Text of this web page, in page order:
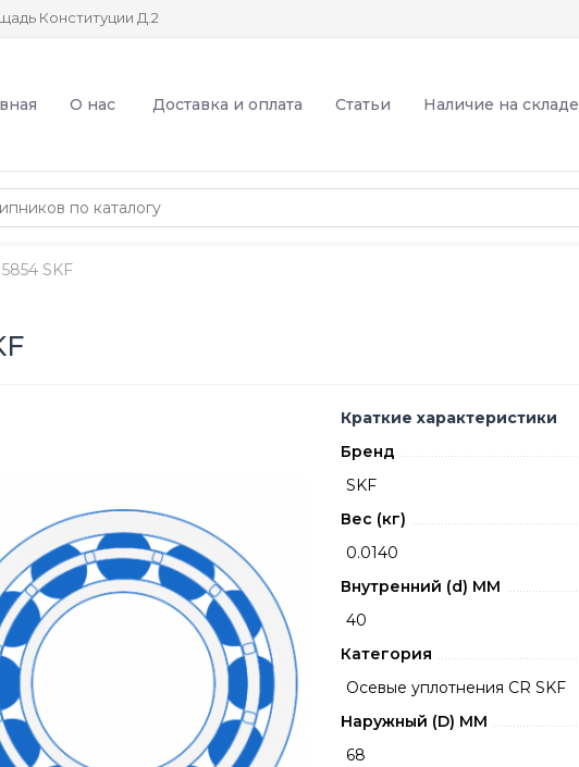
Конституции Д.2
О нас Доставка и оплата Статьи Наличие на складе
SKF
Краткие характеристики
Бренд
SKF
Вес (кг)
0.0140
Внутренний (d) ММ
40
Категория
Осевые уплотнения CR SKF
Наружный (D) ММ
68